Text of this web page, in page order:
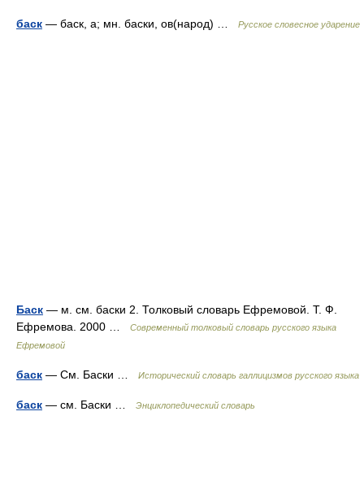
баск — баск, а; мн. баски, ов(народ) … Русское словесное ударение
Баск — м. см. баски 2. Толковый словарь Ефремовой. Т. Ф.
Ефремова. 2000 …
Современный толковый словарь русского языка
Ефремовой
баск — См. Баски … Исторический словарь галлицизмов русского языка
баск — см. Баски … Энциклопедический словарь